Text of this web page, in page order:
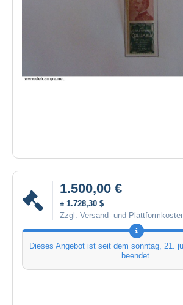
1.500,00 €
± 1.728,30 $
Zzgl. Versand- und
Dieses Angebot ist seit dem sonntag, 21.
beendet.